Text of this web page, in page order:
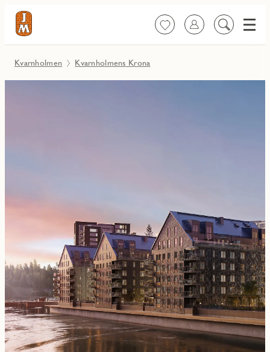
FavoriterLogga in
Sök
Meny
Kvarnholmen Kvarnholmens Krona